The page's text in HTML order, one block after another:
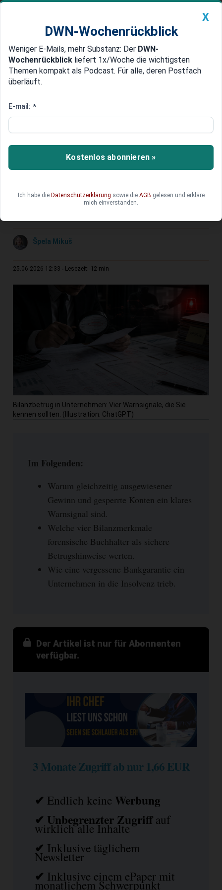
Newsticker MEIN DWN: Geldanlage Premium
Edelmetalle DWN-Magazin China
Wirtschaftsbetrug: Wann sollten
die Alarmglocken läuten?
Schöne Zahlen in der Bilanz können trügerisch
sein. Wer Wirtschaftsbetrug früh erkennen will,
ungewöhnliche Bilanzposten genau prüfen.
Špela Mikuš
25.06.2026 12:33 Lesezeit: 12 min
Bilanzbetrug in Unternehmen: Vier Warnsignale, die Sie
kennen sollten. (Illustration: ChatGPT)
Im Folgenden:
Warum gleichzeitig ausgewiesener
Gewinn und gesperrte Konten ein klares
Warnsignal sind.
Welche vier Bilanzmerkmale
forensische Buchhalter als sichere
Betrugshinweise werten.
Wie eine vergessene Bankgarantie ein
Unternehmen in die Insolvenz trieb.
Der Artikel ist nur für Abonnenten
verfügbar.
3 Monate Zugriff ab nur 1,66 EUR
✔ Endlich keine Werbung
✔ Unbegrenzter Zugriffauf
wirklich alle Inhalte
✔ Inklusive täglichem
Newsletter
✔ Inklusive einem ePaper mit
monatlichem Schwerpunkt
X
DWN-Wochenrückblick
Weniger E-Mails, mehr Substanz: Der DWN-
Wochenrückblick liefert 1x/Woche die wichtigsten
Themen kompakt als Podcast. Für alle, deren Postfach
überläuft.
E-mail: *
Kostenlos abonnieren »
Ich habe die Datenschutzerklärung sowie die AGB gelesen und erkläre
mich einverstanden.